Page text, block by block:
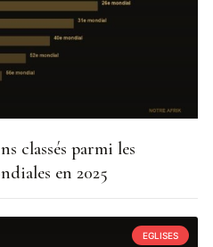
classés parmi les
en 2025
EGLISES